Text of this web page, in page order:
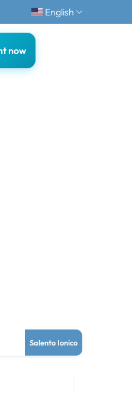
English
now
Salento Ionico